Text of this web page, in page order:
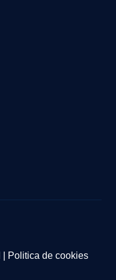
Politica de cookies